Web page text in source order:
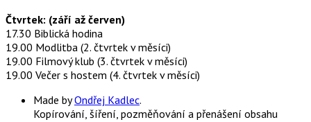
Čtvrtek: (září až červen)
17.30 Biblická hodina
19.00 Modlitba (2. čtvrtek v měsíci)
19.00 Filmový klub (3. čtvrtek v měsíci)
19.00 Večer s hostem (4. čtvrtek v měsíci)
Made byOndřej Kadlec.
Kopírování, šíření, pozměňování a přenášení obsahu